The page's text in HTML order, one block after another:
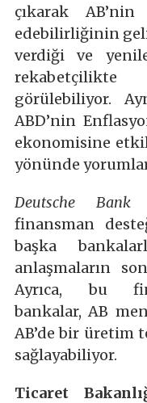
çıkarak
edebilirliğinin
verdiği ve
görülebiliyor.
ABD’nin
ekonomisine
yönünde yorumlar
Deutsche Bank
finansman
başka
anlaşmaların
Ayrıca, bu
bankalar, AB
AB’de bir üretim
sağlayabiliyor.
Ticaret